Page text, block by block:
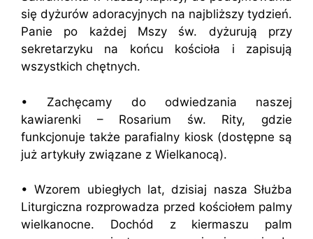
się dyżurów adoracyjnych na najbliższy tydzień.
Panie po każdej Mszy św. dyżurują przy
sekretarzyku na końcu kościoła i zapisują
wszystkich chętnych.
• Zachęcamy do odwiedzania naszej
kawiarenki – Rosarium św. Rity, gdzie
funkcjonuje także parafialny kiosk (dostępne są
już artykuły związane z Wielkanocą).
• Wzorem ubiegłych lat, dzisiaj nasza Służba
Liturgiczna rozprowadza przed kościołem palmy
wielkanocne. Dochód z kiermaszu palm